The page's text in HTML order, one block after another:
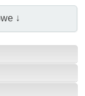
↓